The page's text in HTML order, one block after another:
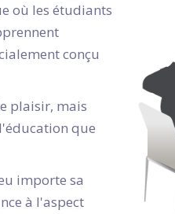
où les étudiants
conçu
plaisir, mais
que
importe sa
à l'aspect